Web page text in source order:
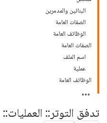
البنائين والمدمرين
الصفات العامة
الوظائف العامة
الصفات العامة
اسم الملف
عملية
الوظائف العامة
تدفق التوتر :: العمليات::